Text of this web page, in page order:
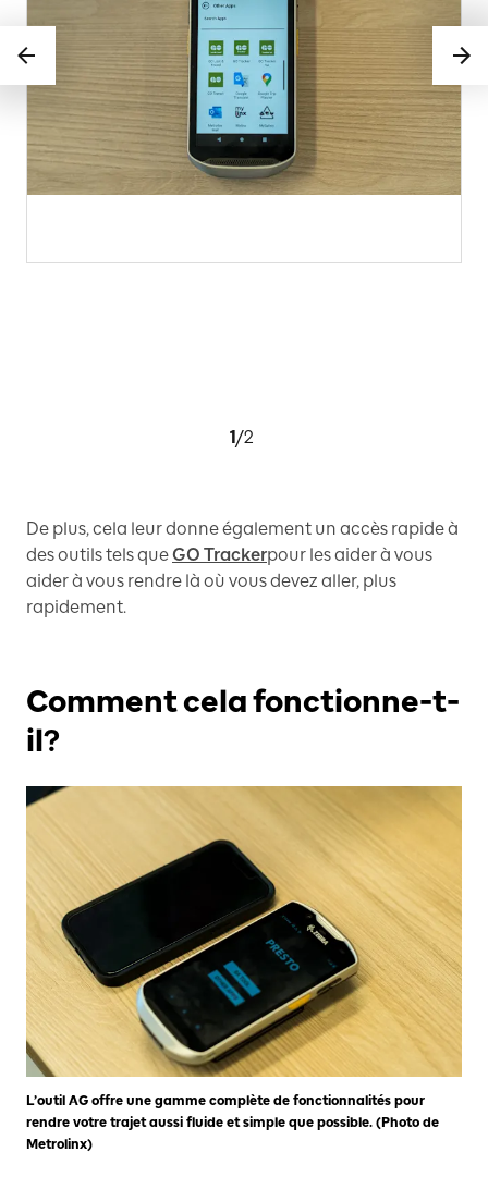
1/2
De plus, cela leur donne également un accès rapide à
des outils tels queGO Trackerpour les aider à vous
aider à vous rendre là où vous devez aller, plus
rapidement.
Comment cela fonctionne-t-
il?
L’outil AG offre une gamme complète de fonctionnalités pour
rendre votre trajet aussi fluide et simple que possible. (Photo de
Metrolinx)